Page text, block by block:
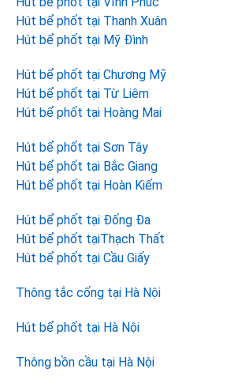
Hút bể phốt tại Thanh Xuân
Hút bể phốt tại Mỹ Đình
Hút bể phốt tại Chương Mỹ
Hút bể phốt tại Từ Liêm
Hút bể phốt tại Hoàng Mai
Hút bể phốt tại Sơn Tây
Hút bể phốt tại Bắc Giang
Hút bể phốt tại Hoàn Kiếm
Hút bể phốt tại Đống Đa
Hút bể phốt tạiThạch Thất
Hút bể phốt tại Cầu Giấy
Thông tắc cống tại Hà Nội
Hút bể phốt tại Hà Nội
Thông bồn cầu tại Hà Nội